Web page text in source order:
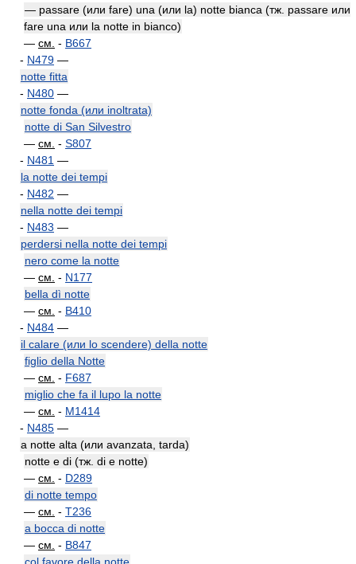
— passare (или fare) una (или la) notte bianca (тж. passare или
fare una или la notte in bianco)
— см. - B667
- N479 —
notte fitta
- N480 —
notte fonda (или inoltrata)
notte di San Silvestro
— см. - S807
- N481 —
la notte dei tempi
- N482 —
nella notte dei tempi
- N483 —
perdersi nella notte dei tempi
nero come la notte
— см. - N177
bella dì notte
— см. - B410
- N484 —
il calare (или lo scendere) della notte
figlio della Notte
— см. - F687
miglio che fa il lupo la notte
— см. - M1414
- N485 —
a notte alta (или avanzata, tarda)
notte e di (тж. di e notte)
— см. - D289
di notte tempo
— см. - T236
a bocca di notte
— см. - B847